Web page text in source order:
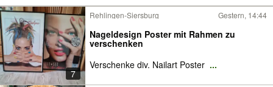
7
Rehlingen-Siersburg Gestern, 14:44
Nageldesign Poster mit Rahmen zu
verschenken
Verschenke div. Nailart Poster ...